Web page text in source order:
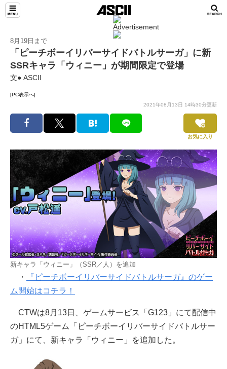
8月19日まで
「ピーチボーイリバーサイドバトルサーガ」に新
SSRキャラ「ウィニー」が期間限定で登場
文● ASCII
[PC表示へ]
2021年08月13日 14時30分更新
お気に入り
新キャラ「ウィニー」（SSR／人）を追加
・
『ピーチボーイリバーサイドバトルサーガ』のゲー
ム開始はコチラ！
CTWは8月13日、ゲームサービス「G123」にて配信中
のHTML5ゲーム「ピーチボーイリバーサイドバトルサー
ガ」にて、新キャラ「ウィニー」を追加した。